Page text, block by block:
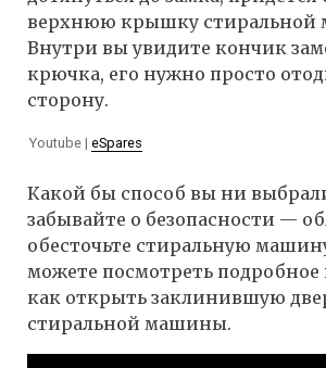
верхнюю крышку
Внутри вы увидите кончик
крючка, его нужно просто
сторону.
Youtube | eSpares
Какой бы способ вы ни
забывайте о безопасности —
обесточьте стиральную
можете посмотреть подробное
как открыть заклинившую
стиральной машины.